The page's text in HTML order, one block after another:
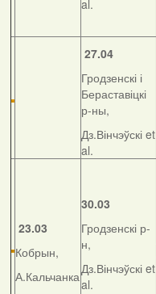
al.
27.04
Гродзенскі і
Бераставіцкі
р-ны,
Дз.Вінчэўскі et
al.
23.03
Кобрын,
А.Кальчанка
30.03
Гродзенскі р-
н,
Дз.Вінчэўскі et
al.